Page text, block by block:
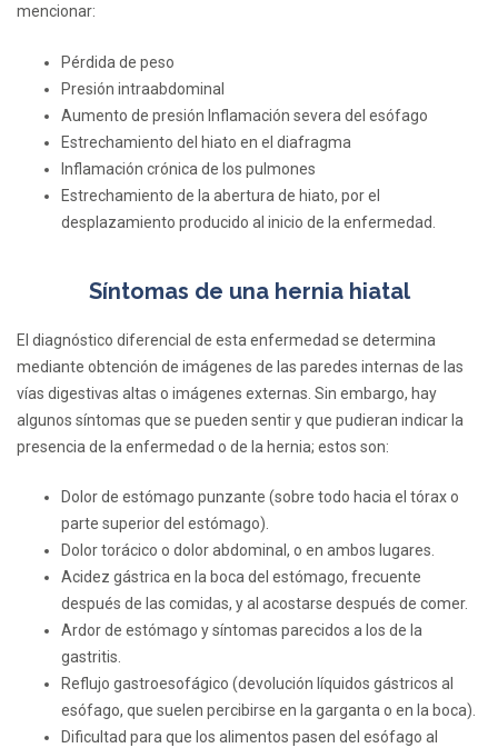
mencionar:
Pérdida de peso
Presión intraabdominal
Aumento de presión Inflamación severa del esófago
Estrechamiento del hiato en el diafragma
Inflamación crónica de los pulmones
Estrechamiento de la abertura de hiato, por el
desplazamiento producido al inicio de la enfermedad.
Síntomas de una hernia hiatal
El diagnóstico diferencial de esta enfermedad se determina
mediante obtención de imágenes de las paredes internas de las
vías digestivas altas o imágenes externas. Sin embargo, hay
algunos síntomas que se pueden sentir y que pudieran indicar la
presencia de la enfermedad o de la hernia; estos son:
Dolor de estómago punzante (sobre todo hacia el tórax o
parte superior del estómago).
Dolor torácico o dolor abdominal, o en ambos lugares.
Acidez gástrica en la boca del estómago, frecuente
después de las comidas, y al acostarse después de comer.
Ardor de estómago y síntomas parecidos a los de la
gastritis.
Reflujo gastroesofágico (devolución líquidos gástricos al
esófago, que suelen percibirse en la garganta o en la boca).
Dificultad para que los alimentos pasen del esófago al